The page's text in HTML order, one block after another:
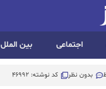
اجتماعی بین الملل
بدون نظر کد نوشته: 46992